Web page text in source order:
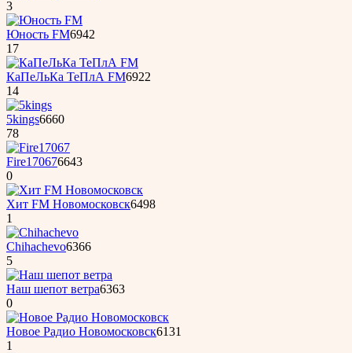
3
Юность FM6942
17
КаПеЛьКа ТеПлА FM6922
14
5kings6660
78
Fire170676643
0
Хит FM Новомосковск6498
1
Chihachevo6366
5
Наш шепот ветра6363
0
Новое Радио Новомосковск6131
1